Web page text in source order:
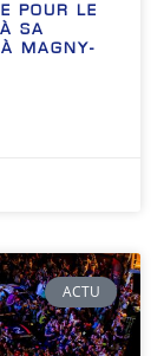
POUR LE
SA
MAGNY-
ACTU